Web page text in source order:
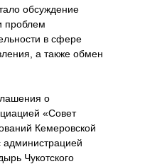
обсуждение
проблем
в сфере
а также обмен
о
«Совет
Кемеровской
администрацией
Чукотского